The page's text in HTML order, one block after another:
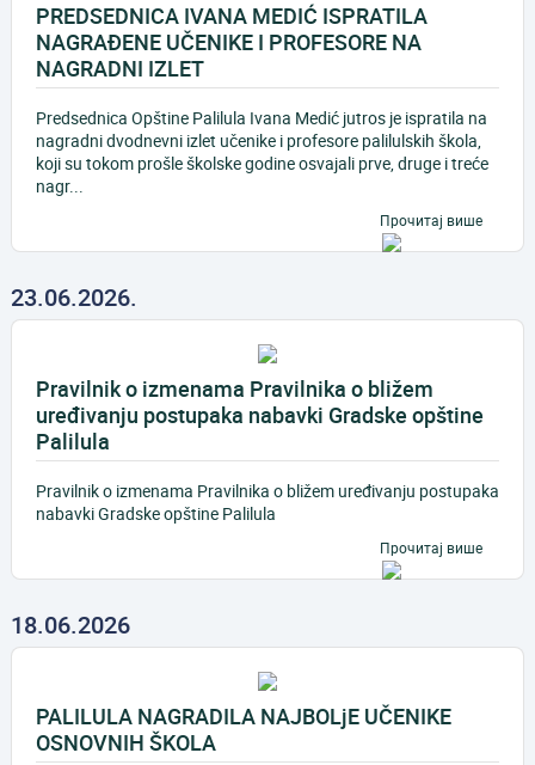
PREDSEDNICA IVANA MEDIĆ ISPRATILA
NAGRAĐENE UČENIKE I PROFESORE NA
NAGRADNI IZLET
Predsednica Opštine Palilula Ivana Medić jutros je ispratila na
nagradni dvodnevni izlet učenike i profesore palilulskih škola,
koji su tokom prošle školske godine osvajali prve, druge i treće
nagr...
Прочитај више
23.06.2026.
Pravilnik o izmenama Pravilnika o bližem
uređivanju postupaka nabavki Gradske opštine
Palilula
Pravilnik o izmenama Pravilnika o bližem uređivanju postupaka
nabavki Gradske opštine Palilula
Прочитај више
18.06.2026
PALILULA NAGRADILA NAJBOLjE UČENIKE
OSNOVNIH ŠKOLA